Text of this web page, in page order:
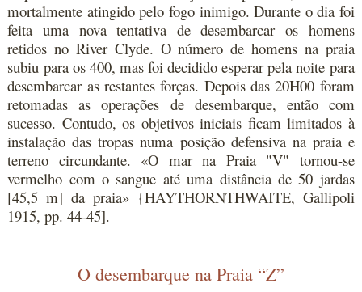
mortalmente atingido pelo fogo inimigo. Durante o dia foi
feita uma nova tentativa de desembarcar os homens
retidos no River Clyde. O número de homens na praia
subiu para os 400, mas foi decidido esperar pela noite para
desembarcar as restantes forças. Depois das 20H00 foram
retomadas as operações de desembarque, então com
sucesso. Contudo, os objetivos iniciais ficam limitados à
instalação das tropas numa posição defensiva na praia e
terreno circundante. «O mar na Praia "V" tornou-se
vermelho com o sangue até uma distância de 50 jardas
[45,5 m] da praia» {HAYTHORNTHWAITE, Gallipoli
1915, pp. 44-45].
O desembarque na Praia “Z”